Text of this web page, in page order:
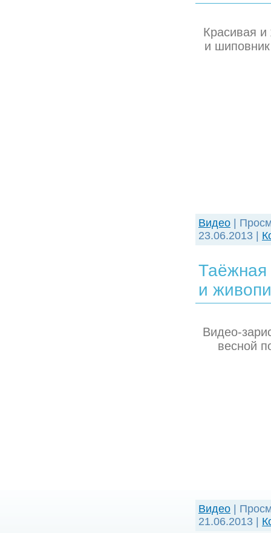
Красивая
и
Видео |
23.06.2013 |
Таёжная
и
Видео-
весной
Видео |
21.06.2013 |